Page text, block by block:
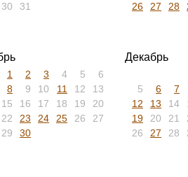
30 31
26
27 28
1 2 3 4 5
6
8 9 10 11 12
13
15 16 17 18 19
20
22 23 24 25 26
27
29 30
Декабрь
5
6 7
12
13 14
19
20 21
26
27 28